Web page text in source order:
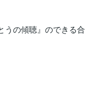
うの傾聴』のできる合